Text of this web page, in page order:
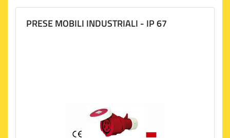
PRESE MOBILI INDUSTRIALI - IP 67